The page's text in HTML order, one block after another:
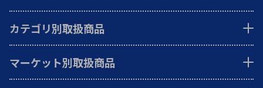
カテゴリ別取扱商品
マーケット別取扱商品